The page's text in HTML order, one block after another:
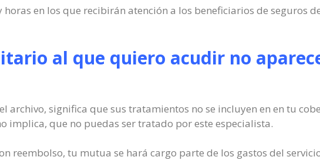
en los que recibirán atención a los beneficiarios de seguros
al que quiero acudir no
archivo, significa que sus tratamientos no se incluyen en en tu
implica, que no puedas ser tratado por este especialista.
reembolso, tu mutua se hará cargo parte de los gastos del